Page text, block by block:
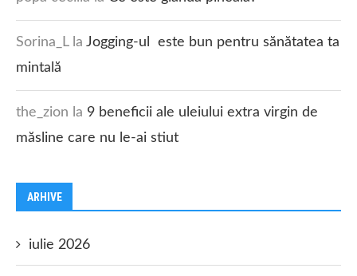
Sorina_Lla Jogging-ul este bun pentru sănătatea ta
mintală
the_zion la 9 beneficii ale uleiului extra virgin de
măsline care nu le-ai stiut
ARHIVE
iulie 2026